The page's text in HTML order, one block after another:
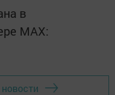
в
MАХ: